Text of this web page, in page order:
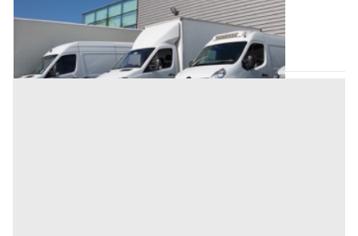
Oristano (Oristano)
3de8fa0f
Asta chiusa